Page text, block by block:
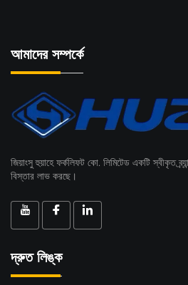
আমাদের সম্পর্কে
জিয়াংসু হুয়াহে ফর্কলিফট কো. লিমিটেড একটি স্বীকৃত
বিস্তার লাভ করছে।
দ্রুত লিঙ্ক